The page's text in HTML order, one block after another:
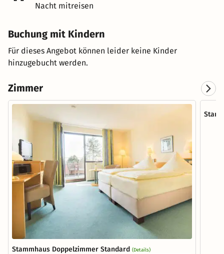
Nacht mitreisen
Buchung mit Kindern
Für dieses Angebot können leider keine Kinder
hinzugebucht werden.
Zimmer
Stammhaus Doppelzimmer Standard (Details)